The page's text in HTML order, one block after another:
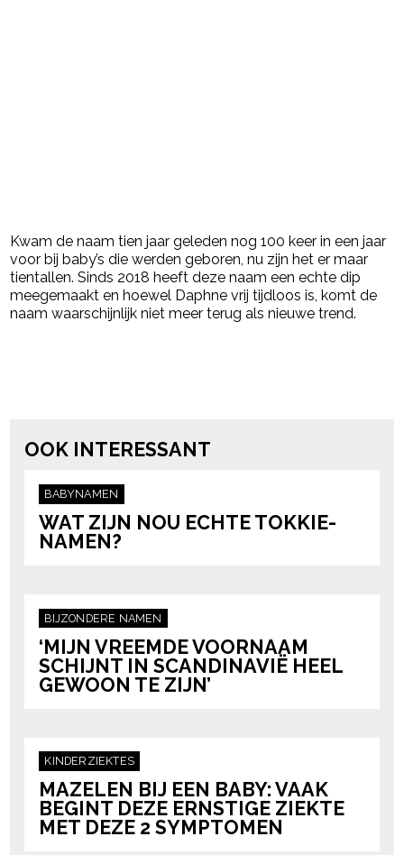
Kwam de naam tien jaar geleden nog 100 keer in een jaar
voor bij baby’s die werden geboren, nu zijn het er maar
tientallen. Sinds 2018 heeft deze naam een echte dip
meegemaakt en hoewel Daphne vrij tijdloos is, komt de
naam waarschijnlijk niet meer terug als nieuwe trend.
OOK INTERESSANT
BABYNAMEN
WAT ZIJN NOU ECHTE TOKKIE-
NAMEN?
BIJZONDERE NAMEN
‘MIJN VREEMDE VOORNAAM
SCHIJNT IN SCANDINAVIË HEEL
GEWOON TE ZIJN’
KINDERZIEKTES
MAZELEN BIJ EEN BABY: VAAK
BEGINT DEZE ERNSTIGE ZIEKTE
MET DEZE 2 SYMPTOMEN